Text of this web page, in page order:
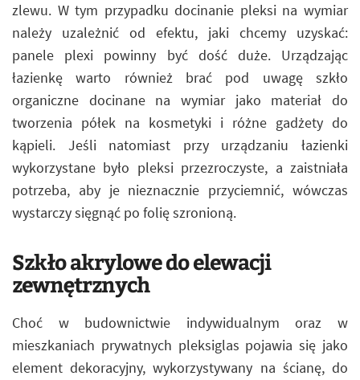
zlewu. W tym przypadku docinanie pleksi na wymiar
należy uzależnić od efektu, jaki chcemy uzyskać:
panele plexi powinny być dość duże. Urządzając
łazienkę warto również brać pod uwagę szkło
organiczne docinane na wymiar jako materiał do
tworzenia półek na kosmetyki i różne gadżety do
kąpieli. Jeśli natomiast przy urządzaniu łazienki
wykorzystane było pleksi przezroczyste, a zaistniała
potrzeba, aby je nieznacznie przyciemnić, wówczas
wystarczy sięgnąć po folię szronioną.
Szkło akrylowe do elewacji
zewnętrznych
Choć w budownictwie indywidualnym oraz w
mieszkaniach prywatnych pleksiglas pojawia się jako
element dekoracyjny, wykorzystywany na ścianę, do